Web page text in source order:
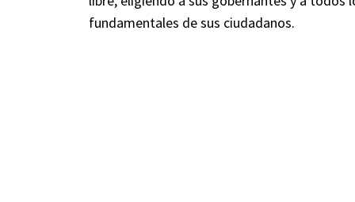
fundamentales de sus ciudadanos.